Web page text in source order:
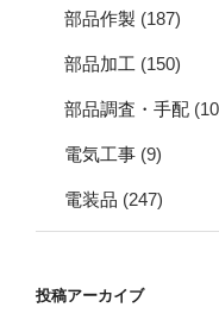
部品作製 (187)
部品加工 (150)
部品調査・手配
電気工事 (9)
電装品 (247)
投稿アーカイブ